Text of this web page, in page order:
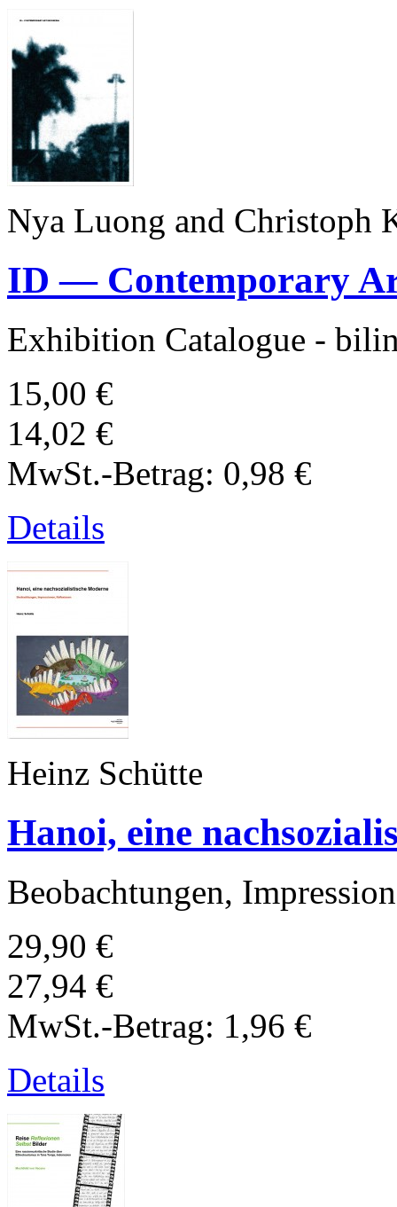
Nya Luong and Christoph
ID — Contemporary
Exhibition Catalogue -
15,00 €
14,02 €
MwSt.-Betrag: 0,98 €
Details
Heinz Schütte
Hanoi, eine
Beobachtungen,
29,90 €
27,94 €
MwSt.-Betrag: 1,96 €
Details